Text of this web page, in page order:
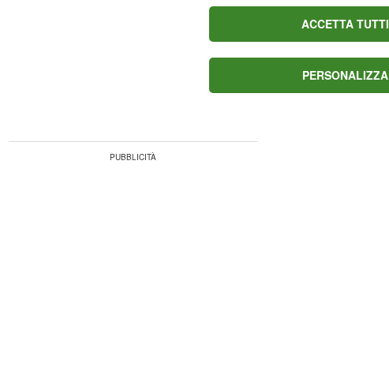
carbonio
della maggior parte delle componenti
ACCETTA TUTTI
PERSONALIZZA